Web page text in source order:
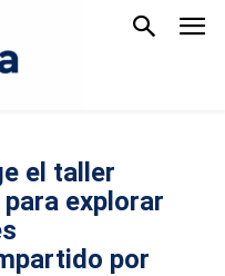
el taller
explorar
por